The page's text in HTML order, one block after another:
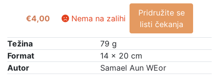
€4,00 Nema na zalihi
Pridružite se
listi čekanja
Težina
79 g
Format
14 × 20 cm
Autor
Samael Aun WEor